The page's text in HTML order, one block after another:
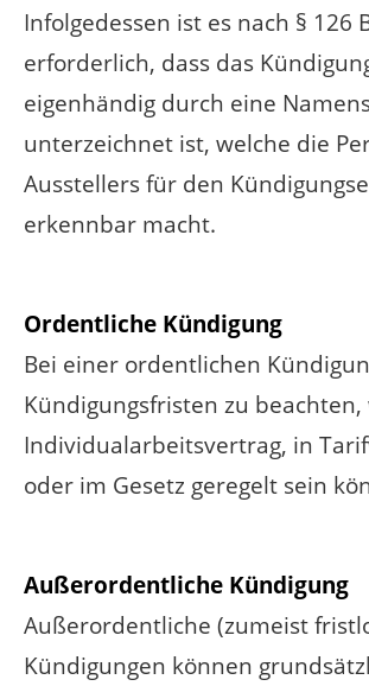
Infolgedessen ist es nach § 126
erforderlich, dass das
eigenhändig durch eine
unterzeichnet ist, welche die
Ausstellers für den
erkennbar macht.
Ordentliche Kündigung
Bei einer ordentlichen
Kündigungsfristen zu
Individualarbeitsvertrag, in
oder im Gesetz geregelt sein
Außerordentliche Kündigung
Außerordentliche (zumeist
Kündigungen können